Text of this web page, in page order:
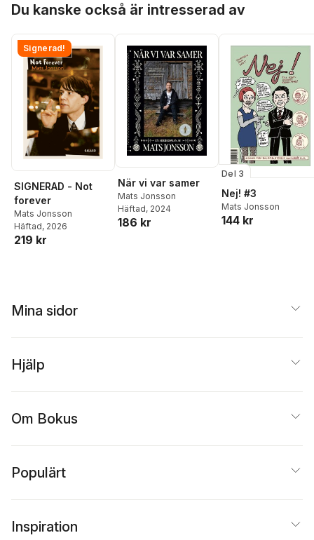
Du kanske också är intresserad av
Signerad!
SIGNERAD - Not
forever
Mats Jonsson
Häftad, 2026
219 kr
När vi var samer
Mats Jonsson
Häftad, 2024
186 kr
Del 3
Nej! #3
Mats Jonsson
144 kr
Mina sidor
Hjälp
Om Bokus
Populärt
Inspiration